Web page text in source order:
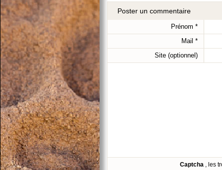
Poster un commentaire
Prénom *
Mail *
Site (optionnel)
Captcha , les